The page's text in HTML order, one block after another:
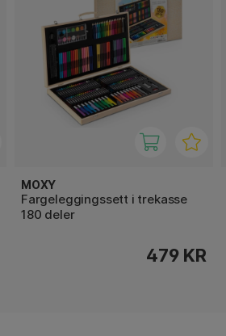
MOXY
Fargeleggingssett i trekasse
180 deler
479 KR